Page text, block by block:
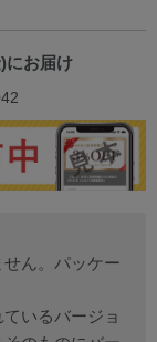
にお届け
ん。パッケー
いるバージョ